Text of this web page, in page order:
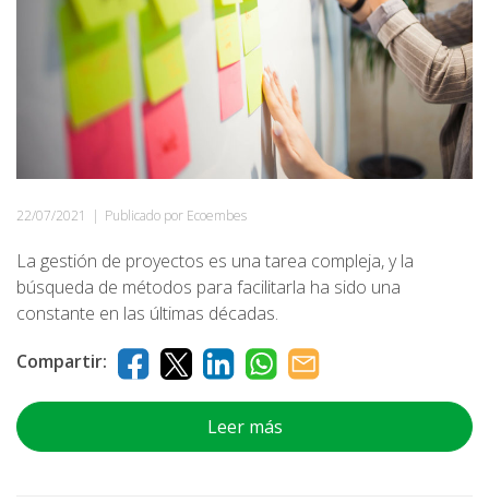
22/07/2021 | Publicado por Ecoembes
La gestión de proyectos es una tarea compleja, y la
búsqueda de métodos para facilitarla ha sido una
constante en las últimas décadas.
Compartir:
Leer más